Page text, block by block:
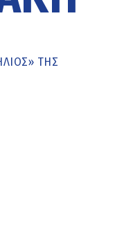
ΤΗΣ